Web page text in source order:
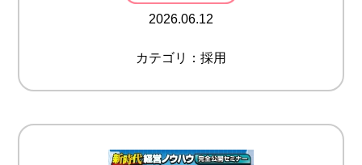
2026.06.12
カテゴリ：採用